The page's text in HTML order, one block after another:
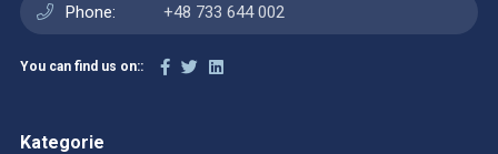
Phone: +48 733 644 002
You can find us on::
Kategorie